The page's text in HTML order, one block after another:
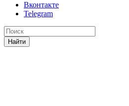
Вконтакте
Telegram
Найти